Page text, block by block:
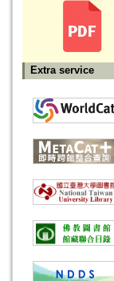
Extra service